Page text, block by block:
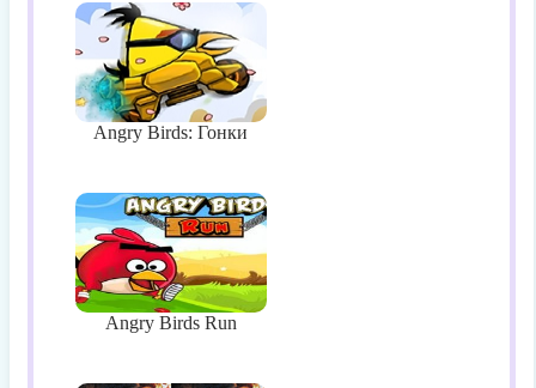
Angry Birds: Гонки
Angry Birds Run